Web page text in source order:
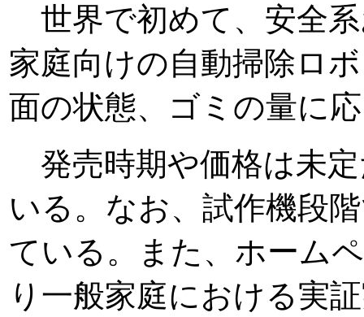
世界で初めて、安全
家庭向けの自動掃除ロ
面の状態、ゴミの量に
発売時期や価格は未
いる。なお、試作機段
ている。また、ホーム
り一般家庭における実